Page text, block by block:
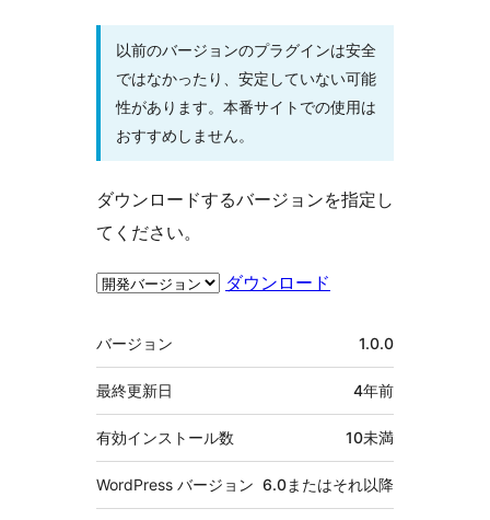
以前のバージョンのプラグインは安全
ではなかったり、安定していない可能
性があります。本番サイトでの使用は
おすすめしません。
ダウンロードするバージョンを指定し
てください。
ダウンロード
メ
タ
バージョン 1.0.0
最終更新日 4年前
有効インストール数 10未満
WordPress バージョン 6.0またはそれ以降